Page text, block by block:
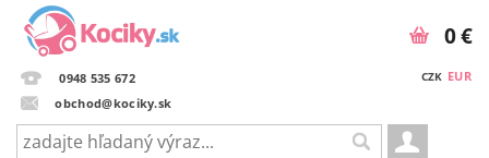
0948 535 672
obchod@kociky.sk
CZK EUR
0 €